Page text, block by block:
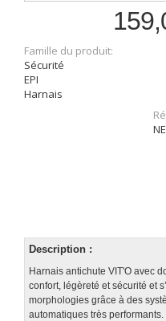
Famille du produit:
Sécurité
EPI
Harnais
Description :
Harnais antichute VIT'O avec
confort, légèreté et sécurité et
morphologies grâce à des
automatiques très performants.